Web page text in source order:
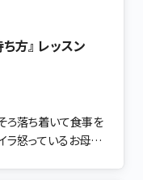
よく ・お仕事をす
にも自信がつき 働く
くいクセや印象を
感が伝わる立ち居振
方』 レッスン
怒っているお母さん